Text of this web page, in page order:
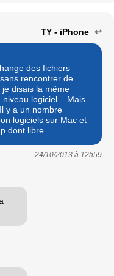
TY - iPhone ↩
des fichiers
rencontrer de
disais la même
logiciel... Mais
y a un nombre
logiciels sur Mac et
dont libre...
24/10/2013 à 12h59